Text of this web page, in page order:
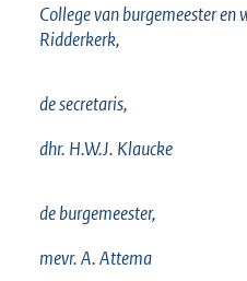
College van burgemeester en
Ridderkerk,
de secretaris,
dhr. H.W.J. Klaucke
de burgemeester,
mevr. A. Attema